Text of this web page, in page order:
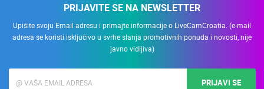
PRIJAVITE SE NA NEWSLETTER
Upišite svoju Email adresu i primajte informacije o LiveCamCroatia. (e-mail
adresa se koristi isključivo u svrhe slanja promotivnih ponuda i novosti, nije
javno vidljiva)
PRIJAVI SE